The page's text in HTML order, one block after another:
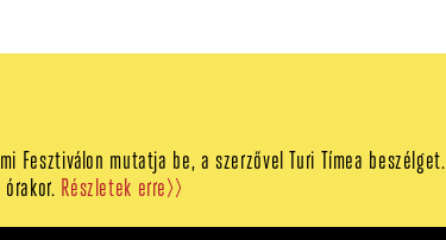
Fesztiválon mutatja be, a szerzővel Turi Tímea beszélget.
Részletek erre>>